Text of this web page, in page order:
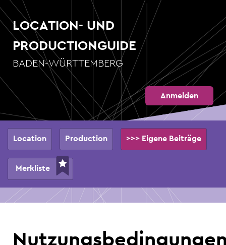
Direkt
zum
Inhalt
LOCATION- UND
PRODUCTIONGUIDE
BADEN-WÜRTTEMBERG
Anmelden
Hauptnavigation
Location Production >>> Eigene Beiträge
Merkliste